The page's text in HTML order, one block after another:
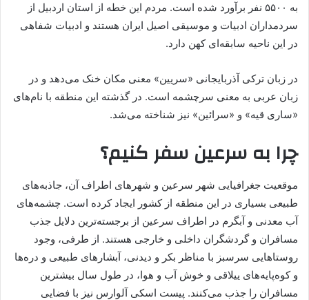
به ۵۵۰۰ نفر برآورد شده است. مردم این خطه از استان اردبیل از
سردمداران ادبیات و موسیقی اصیل ایران هستند و ادبیات شفاهی
در این ناحیه سابقه‌ای کهن دارد.
در زبان ترکی آذربایجانی «سریین» معنی مکان خنک می‌دهد و در
زبان عربی به معنی سرچشمه است. در گذشته این منطقه با نام‌های
«ساری قیه» و «سرائین» نیز شناخته می‌شد.
چرا به سرعین سفر کنیم؟
موقعیت جغرافیایی شهر سرعین و شهرهای اطراف آن، جاذبه‌های
طبیعی بسیاری در این منطقه از کشور ایجاد کرده‌ است. چشمه‌های
آب معدنی و آبگرم در اطراف سرعین از برجسته‌ترین دلایل جذب
مسافران و گردشگران داخلی و خارجی هستند. از طرفی، وجود
روستاهایی سرسبز با مناظر بکر و دیدنی، آبشارهای طبیعی و دره‌ها
و کوه‌پایه‌های ییلاقی و خوش آب و هوا، در طول سال بیشترین
مسافران را جذب می‌کنند. پیست اسکی آلوارس نیز با فضایی